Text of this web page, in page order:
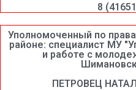
8
Уполномоченный по
районе: специалист МУ
и работе с
ПЕТРОВЕЦ